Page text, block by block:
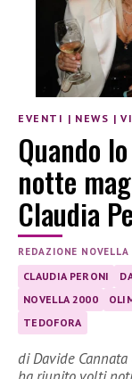
EVENTI | NEWS |
Quando
notte
Claudia
REDAZIONE
CLAUDIA PERONI
NOVELLA 2000
TEDOFORA
di Davide